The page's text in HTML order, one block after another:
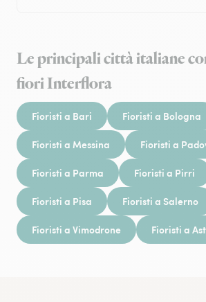
Le principali città italiane
fiori Interflora
Fioristi a Bari Fioristi a Bologna
Fioristi a Messina Fioristi a
Fioristi a Parma Fioristi a Pirri
Fioristi a Pisa Fioristi a Salerno
Fioristi a Vimodrone Fioristi a